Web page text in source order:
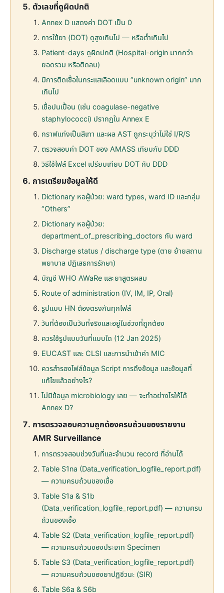
ตัวเลขที่ดูผิดปกติ
Annex D แสดงค่า DOT เป็น 0
การใช้ยา (DOT) ดูสูงเกินไป — หรือต่ำเกินไป
Patient-days ดูผิดปกติ (Hospital-origin มากกว่า
ยอดรวม หรือติดลบ)
มีการติดเชื้อในกระแสเลือดแบบ “unknown origin” มาก
เกินไป
เชื้อปนเปื้อน (เช่น coagulase-negative
staphylococci) ปรากฏใน Annex E
กราฟแท่งเป็นสีเทา และผล AST ถูกระบุว่าไม่ใช่ I/R/S
ตรวจสอบค่า DOT ของ AMASS เทียบกับ DDD
วิธีใช้ไฟล์ Excel เปรียบเทียบ DOT กับ DDD
การเตรียมข้อมูลให้ดี
Dictionary หอผู้ป่วย: ward types, ward ID และกลุ่ม
“Others”
Dictionary หอผู้ป่วย:
department_of_prescribing_doctors กับ ward
Discharge status / discharge type (ตาย ย้ายสถาน
พยาบาล ปฏิเสธการรักษา)
บัญชี WHO AWaRe และยาสูตรผสม
Route of administration (IV, IM, IP, Oral)
รูปแบบ HN ต้องตรงกันทุกไฟล์
วันที่ต้องเป็นวันที่จริงและอยู่ในช่วงที่ถูกต้อง
ควรใช้รูปแบบวันที่แบบใด (12 Jan 2025)
EUCAST และ CLSI และการนำเข้าค่า MIC
ควรสำรองไฟล์ข้อมูล Script การดึงข้อมูล และข้อมูลที่
แก้ไขแล้วอย่างไร?
ไม่มีข้อมูล microbiology เลย — จะทำอย่างไรให้ได้
Annex D?
การตรวจสอบความถูกต้องครบถ้วนของรายงาน
AMR Surveillance
การตรวจสอบช่วงวันที่และจำนวน record ที่อ่านได้
Table S1na (Data_verification_logfile_report.pdf)
— ความครบถ้วนของเชื้อ
Table S1a & S1b
(Data_verification_logfile_report.pdf) — ความครบ
ถ้วนของเชื้อ
Table S2 (Data_verification_logfile_report.pdf)
— ความครบถ้วนของประเภท Specimen
Table S3 (Data_verification_logfile_report.pdf)
— ความครบถ้วนของยาปฏิชีวนะ (SIR)
Table S6a & S6b